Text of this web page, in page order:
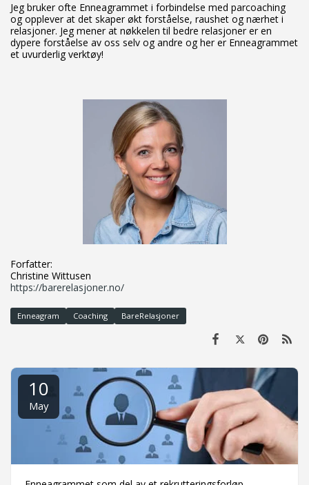
Jeg bruker ofte Enneagrammet i forbindelse med parcoaching
og opplever at det skaper økt forståelse, raushet og nærhet i
relasjoner. Jeg mener at nøkkelen til bedre relasjoner er en
dypere forståelse av oss selv og andre og her er Enneagrammet
et uvurderlig verktøy!
Forfatter:
Christine Wittusen
https://barerelasjoner.no/
Enneagram Coaching BareRelasjoner
10
May